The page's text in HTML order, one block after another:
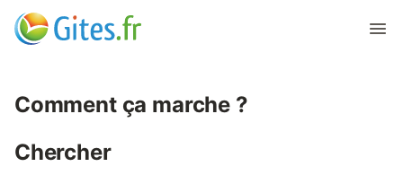
Comment ça marche ?
Chercher